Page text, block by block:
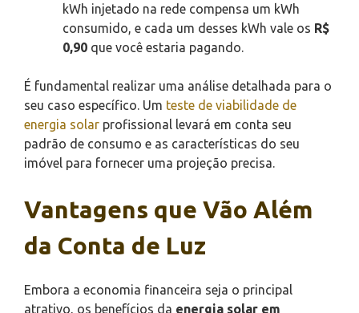
kWh injetado na rede compensa um kWh
consumido, e cada um desses kWh vale os R$
0,90 que você estaria pagando.
É fundamental realizar uma análise detalhada para o
seu caso específico. Um teste de viabilidade de
energia solar profissional levará em conta seu
padrão de consumo e as características do seu
imóvel para fornecer uma projeção precisa.
Vantagens que Vão Além
da Conta de Luz
Embora a economia financeira seja o principal
atrativo, os benefícios da energia solar em